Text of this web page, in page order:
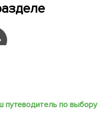
путеводитель по выбору